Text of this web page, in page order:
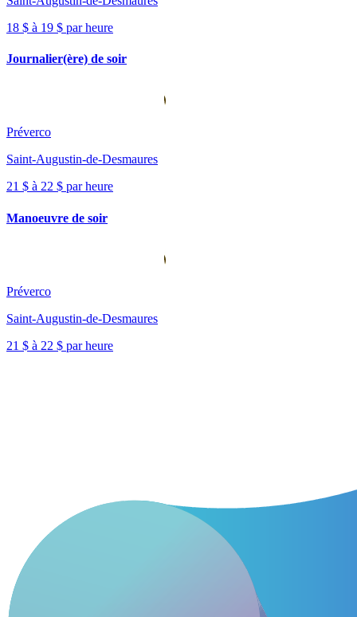
18 $ à 19 $ par heure
Journalier(ère) de soir
Préverco
Saint-Augustin-de-Desmaures
21 $ à 22 $ par heure
Manoeuvre de soir
Préverco
Saint-Augustin-de-Desmaures
21 $ à 22 $ par heure